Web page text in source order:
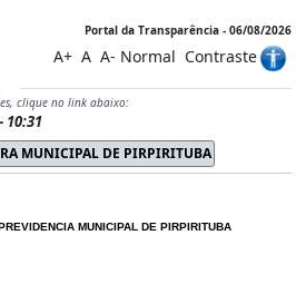
Portal da Transparência - 06/08/2026
A+ A A- Normal Contraste
clique no link abaixo:
10:31
MUNICIPAL DE PIRPIRITUBA